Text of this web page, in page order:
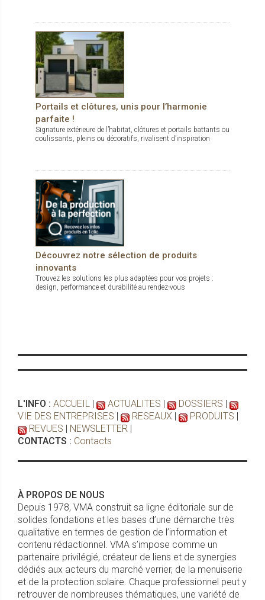
Portails et clôtures, unis pour l’harmonie
parfaite !
Signature extérieure de l’habitat, clôtures et portails battants ou
coulissants, pleins ou décoratifs, rivalisent d’inspiration
Découvrez notre sélection de produits
innovants
Trouvez les solutions les plus adaptées pour vos projets :
design, performance et durabilité au rendez-vous
L'INFO : ACCUEIL | ACTUALITES | DOSSIERS |
VIE DES ENTREPRISES | RESEAUX | PRODUITS |
REVUES | NEWSLETTER |
CONTACTS : Contacts
À PROPOS DE NOUS
Depuis 1978, VMA construit sa ligne éditoriale sur de
solides fondations et les bases d’une démarche très
qualitative en termes de gestion de l’information et
contenu rédactionnel. VMA s’impose comme un
partenaire privilégié, créateur de liens et de synergies
dédiés aux acteurs du marché verrier, de la menuiserie
et de la protection solaire. Chaque professionnel peut y
retrouver de nombreuses thématiques, une variété de